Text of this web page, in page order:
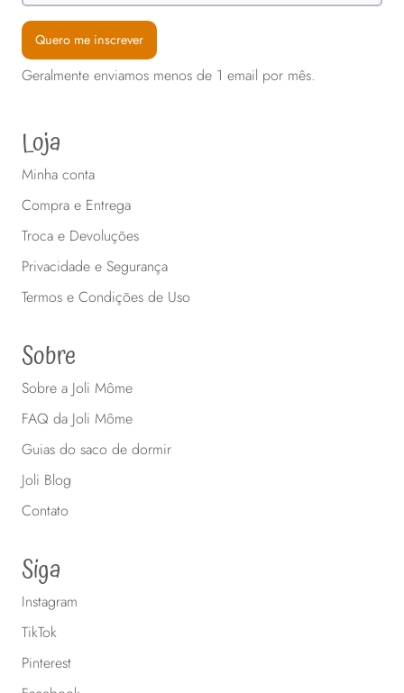
Quero me inscrever
Geralmente enviamos menos de 1 email por mês.
Loja
Minha conta
Compra e Entrega
Troca e Devoluções
Privacidade e Segurança
Termos e Condições de Uso
Sobre
Sobre a Joli Môme
FAQ da Joli Môme
Guias do saco de dormir
Joli Blog
Contato
Siga
Instagram
TikTok
Pinterest